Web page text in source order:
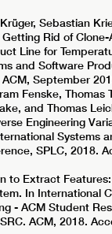
Sebastian
Rid of
Line for
and Software
September
Fenske, Thomas
and Thomas
Engineering
Systems
SPLC, 2018.
to Extract
In International
- ACM Student
ACM, 2018.